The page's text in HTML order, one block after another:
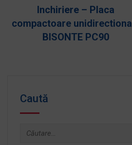
Inchiriere – Generator
monofazat STAGER 5800
Caută
Caută